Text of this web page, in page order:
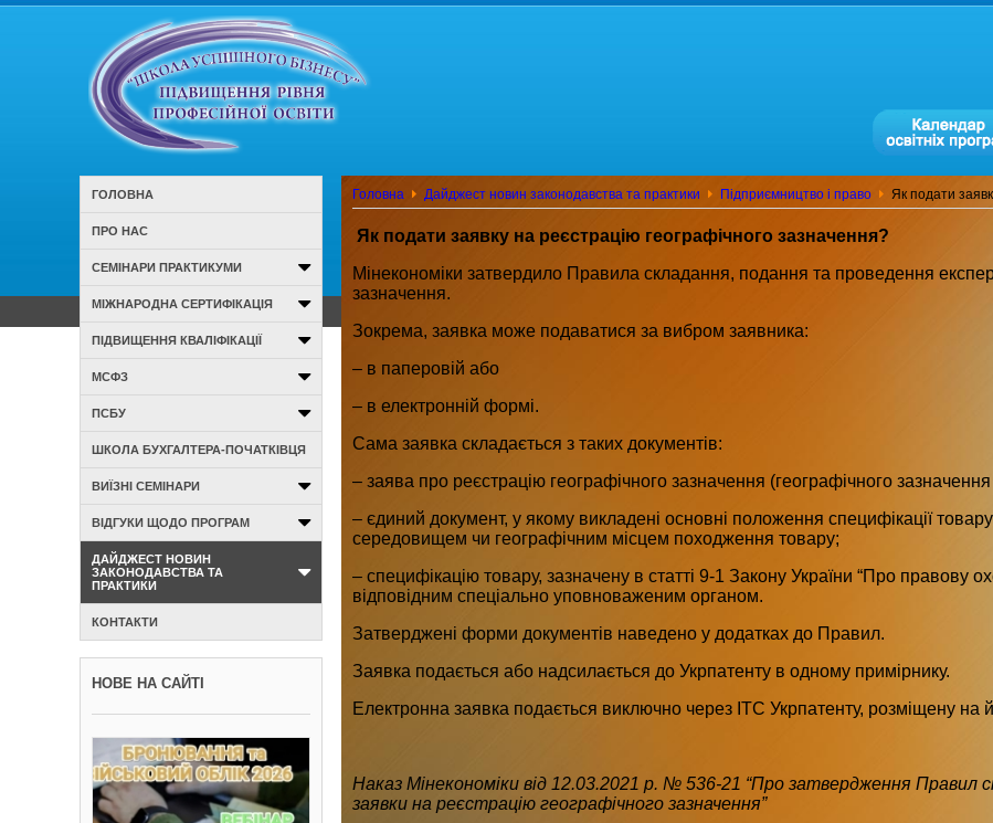
Головна Дайджест новин законодавства та практики Підприємництво і право Як подати
Як подати заявку на реєстрацію географічного зазначення?
Мінекономіки затвердило Правила складання, подання та проведення
зазначення.
Зокрема, заявка може подаватися за вибром заявника:
– в паперовій або
– в електронній формі.
Сама заявка складається з таких документів:
– заява про реєстрацію географічного зазначення (географічного
– єдиний документ, у якому викладені основні положення специфікації
середовищем чи географічним місцем походження товару;
– специфікацію товару, зазначену в статті 9-1 Закону України “Про правову
відповідним спеціально уповноваженим органом.
Затверджені форми документів наведено у додатках до Правил.
Заявка подається або надсилається до Укрпатенту в одному примірнику.
Електронна заявка подається виключно через ІТС Укрпатенту, розміщену на
Наказ Мінекономіки від 12.03.2021 р. № 536-21 “Про затвердження Правил
заявки на реєстрацію географічного зазначення”
ГОЛОВНА
ПРО НАС
СЕМІНАРИ ПРАКТИКУМИ
МІЖНАРОДНА СЕРТИФІКАЦІЯ
ПІДВИЩЕННЯ КВАЛІФІКАЦІЇ
МСФЗ
ПСБУ
ШКОЛА БУХГАЛТЕРА-ПОЧАТКІВЦЯ
ВИЇЗНІ СЕМІНАРИ
ВІДГУКИ ЩОДО ПРОГРАМ
ДАЙДЖЕСТ НОВИН
ЗАКОНОДАВСТВА ТА
ПРАКТИКИ
КОНТАКТИ
НОВЕ НА САЙТІ